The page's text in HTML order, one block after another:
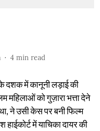
4 min read
दशक में कानूनी लड़ाई की
महिलाओं को गुज़ारा भत्ता देने
ने उसी केस पर बनी फिल्म
में याचिका दायर की